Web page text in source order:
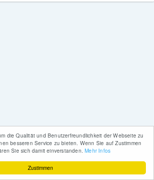
Zustimmen
die Qualität und Benutzerfreundlichkeit der Webseite zu
besseren Service zu bieten. Wenn Sie auf Zustimmen
Sie sich damit einverstanden.Mehr Infos